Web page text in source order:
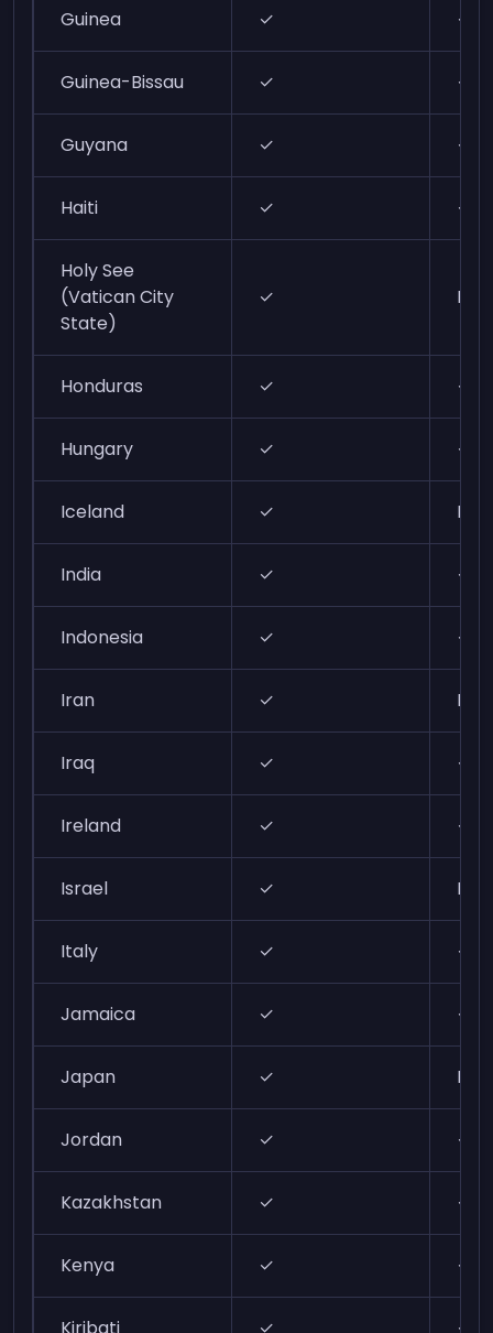
Guinea ✓ ✓
Guinea-Bissau ✓ ✓
Guyana ✓ ✓
Haiti ✓ ✓
Holy See
(Vatican City
State)
✓ N/A
Honduras ✓ ✓
Hungary ✓ ✓
Iceland ✓ N/A
India ✓ ✓
Indonesia ✓ ✓
Iran ✓ N/A
Iraq ✓ ✓
Ireland ✓ ✓
Israel ✓ N/A
Italy ✓ ✓
Jamaica ✓ ✓
Japan ✓ N/A
Jordan ✓ ✓
Kazakhstan ✓ ✓
Kenya ✓ ✓